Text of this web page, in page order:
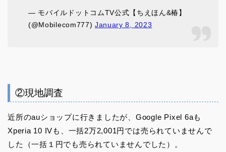
— モバイルドットコムTV公式【ちえほん&椿】
(@Mobilecom777) January 8, 2023
②現地調査
近所のauショップに行きましたが、Google Pixel 6aも
Xperia 10 IVも、一括2万2,001円では売られていませんで
した（一括１円でも売られていませんでした）。